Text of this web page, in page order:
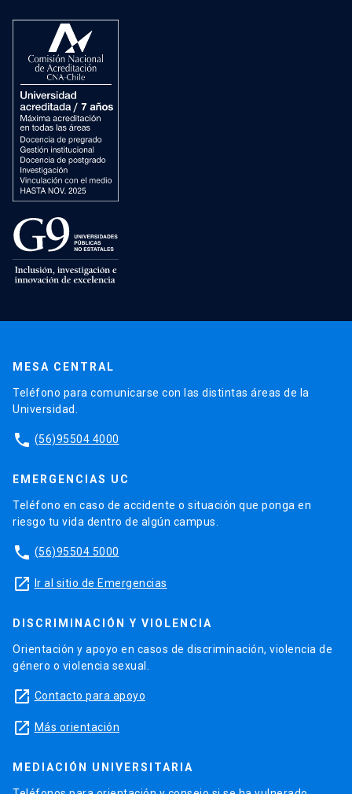
MESA CENTRAL
Teléfono para comunicarse con las distintas áreas de la
Universidad.
phone (56)95504 4000
EMERGENCIAS UC
Teléfono en caso de accidente o situación que ponga en
riesgo tu vida dentro de algún campus.
phone (56)95504 5000
launch Ir al sitio de Emergencias
DISCRIMINACIÓN Y VIOLENCIA
Orientación y apoyo en casos de discriminación, violencia de
género o violencia sexual.
launch Contacto para apoyo
launch Más orientación
MEDIACIÓN UNIVERSITARIA